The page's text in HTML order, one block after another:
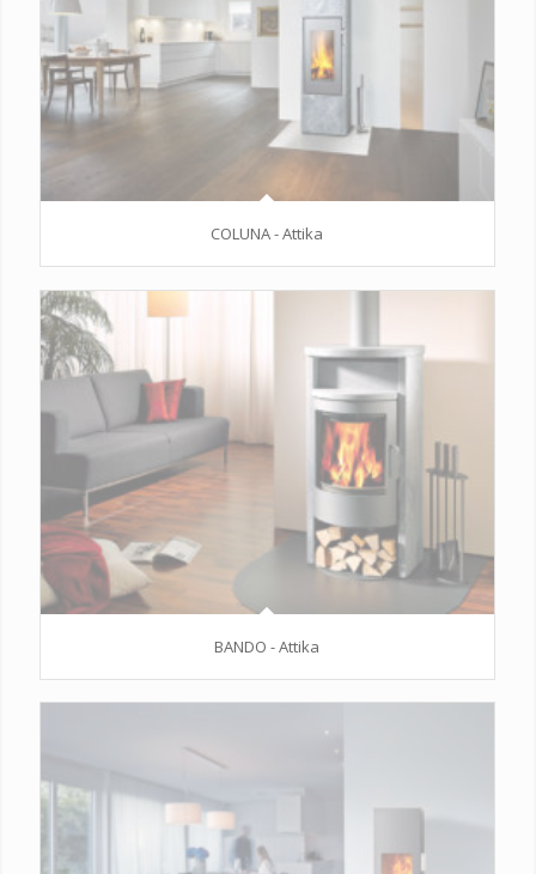
COLUNA - Attika
BANDO - Attika